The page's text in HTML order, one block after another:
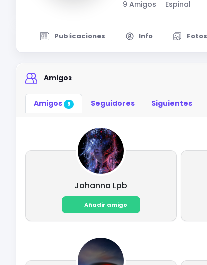
9 Amigos Espinal
Publicaciones Info Fotos
Amigos
Amigos 9 Seguidores Siguientes
Johanna Lpb
Añadir amigo